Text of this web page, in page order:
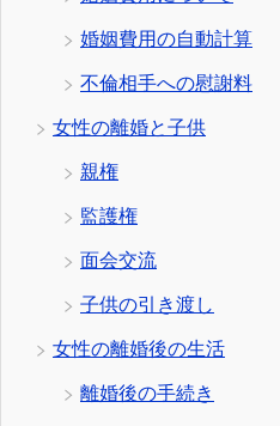
婚姻費用の自動計算
不倫相手への慰謝料
女性の離婚と子供
親権
監護権
面会交流
子供の引き渡し
女性の離婚後の生活
離婚後の手続き